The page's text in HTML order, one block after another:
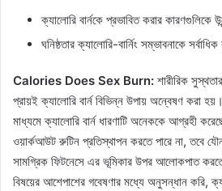
ক্যালোরি বার্নকে প্রভাবিত করার কারণগুলিকে
ঘনিষ্ঠতার ক্যালোরি-বার্নিং সম্ভাবনাকে
Calories Does Sex Burn: শারীরিক
প্রায়ই ক্যালোরি বার্ন বিভিন্ন উপায় অন্বেষণ করা
মাধ্যমে ক্যালোরি বার্ন ধারণাটি অনেককে আগ্রহী
ওয়ার্কআউট রুটিন প্রতিস্থাপন করতে পারে না, তবে
সামগ্রিক ফিটনেসে এর ভূমিকার উপর আলোকপাত
বিষয়ের আশেপাশের গবেষণার মধ্যে অনুসন্ধান করি,